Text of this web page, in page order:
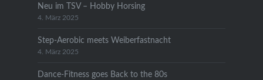
Neu im TSV – Hobby Horsing
4. März 2025
Step-Aerobic meets Weiberfastnacht
4. März 2025
Dance-Fitness goes Back to the 80s